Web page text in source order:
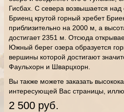
Гисбах. С севера возвышается
Бриенц крутой горный хребет
приблизительно на 2000 м, а
достигает 2351 м. Отсюда
Южный берег озера образуется
вершины которой достигают
Фаульхорн и Шварцхорн.
Вы также можете заказать
интересующей Вас страницы,
2 500 руб.